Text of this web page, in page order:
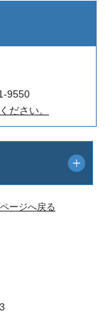
9550
ださい。
ージへ戻る